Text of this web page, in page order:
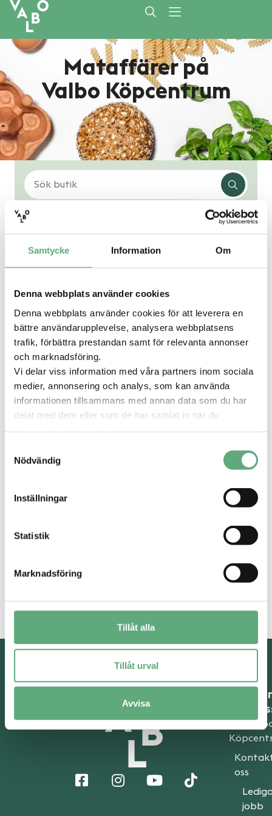
Samtycke Information Om
Denna webbplats använder cookies
Denna webbplats använder cookies för att leverera en
bättre användarupplevelse, analysera webbplatsens
trafik, förbättra prestandan samt för relevanta annonser
och marknadsföring.
Vi delar viss information med våra partners inom sociala
medier, annonsering och analys, som kan använda
informationen tillsammans med annan data som du har
delat med dem eller som de har samlat in när du
Nödvändig
Inställningar
Statistik
Marknadsföring
Tillåt alla
Tillåt urval
Avvisa
Mataffärer på
Valbo Köpcentrum
1kampanj
Stora Coop
09:00 – 19:00
Ett presentkort från Valbo Köpcentrum är
Visar 12 av 12
Om
oss
jobb